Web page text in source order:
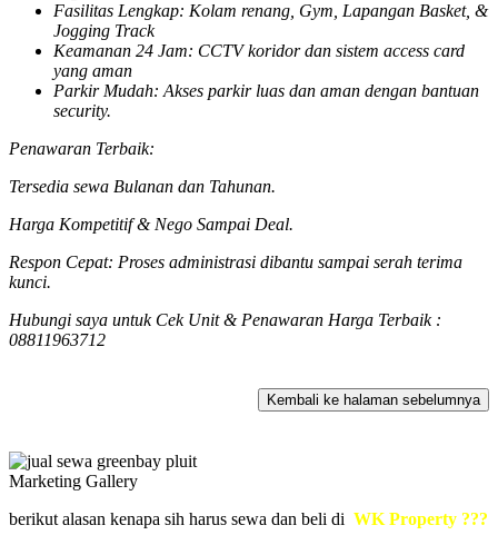
Fasilitas Lengkap: Kolam renang, Gym, Lapangan Basket, &
Jogging Track
Keamanan 24 Jam: CCTV koridor dan sistem access card
yang aman
Parkir Mudah: Akses parkir luas dan aman dengan bantuan
security.
Penawaran Terbaik:
Tersedia sewa Bulanan dan Tahunan.
Harga Kompetitif & Nego Sampai Deal.
Respon Cepat: Proses administrasi dibantu sampai serah terima
kunci.
Hubungi saya untuk Cek Unit & Penawaran Harga Terbaik :
08811963712
Marketing Gallery
berikut alasan kenapa sih harus sewa dan beli di WK Property ???